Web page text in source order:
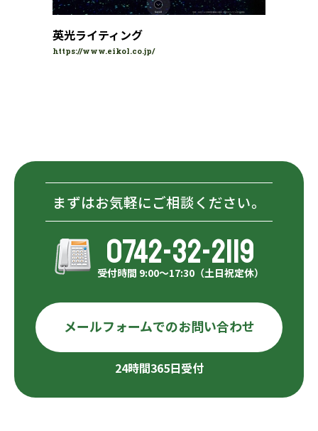
英光ライティング
https://www.eikol.co.jp/
まずはお気軽にご相談ください。
0742-32-2119
受付時間 9:00～17:30（土日祝定休）
メールフォームでのお問い合わせ
24時間365日受付